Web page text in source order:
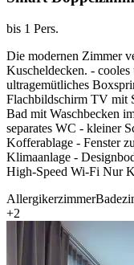
bis 1 Pers.
Die modernen Zimmer
Kuscheldecken. -
ultragemütliches
Flachbildschirm TV mit
Bad mit Waschbecken
separates WC - kleiner
Kofferablage - Fenster
Klimaanlage -
High-Speed Wi-Fi Nur
Allergikerzimmer
+2